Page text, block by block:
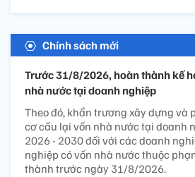
Chính sách mới
Trước 31/8/2026, hoàn thành kế
nhà nước tại doanh nghiệp
Theo đó, khẩn trương xây dựng và
cơ cấu lại vốn nhà nước tại doanh
2026 - 2030 đối với các doanh
nghiệp có vốn nhà nước thuộc
thành trước ngày 31/8/2026.